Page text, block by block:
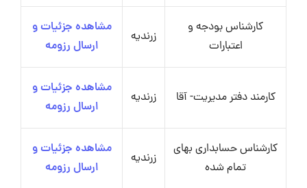
کارشناس بودجه و
اعتبارات
زرندیه
مشاهده جزئیات و
ارسال رزومه
کارمند دفتر مدیریت- آقا زرندیه
مشاهده جزئیات و
ارسال رزومه
کارشناس حسابداری بهای
تمام شده
زرندیه
مشاهده جزئیات و
ارسال رزومه